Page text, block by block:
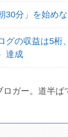
30分」を始め
グの収益は5桁
達成
ガー。道半ば